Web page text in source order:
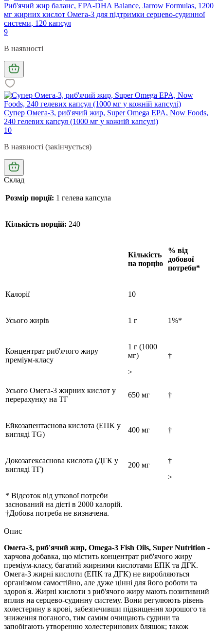
Риб'ячий жир баланс, EPA-DHA Balance, Jarrow Formulas, 1200
мг жирних кислот Омега-3 для підтримки серцево-судинної
системи, 120 капсул
9
В наявності
Супер Омега-3, риб'ячий жир, Super Omega EPA, Now Foods,
240 гелевих капсул (1000 мг у кожній капсулі)
10
В наявності (закінчується)
Склад
Розмір порції: 1 гелева капсула
Кількість порцій: 240
Кількість
на порцію
% від
добової
потреби*
Калорії 10
Усього жирів 1 г 1%*
Концентрат риб'ячого жиру
преміум-класу
1 г (1000
мг)
>
†
Усього Омега-3 жирних кислот у
перерахунку на ТГ
650 мг †
Ейкозапентаєнова кислота (ЕПК у
вигляді TG)
400 мг †
Докозагексаєнова кислота (ДГК у
вигляді ТГ)
200 мг
†
>
* Відсоток від уткової потреби
заснований на дієті в 2000 калорій.
†Добова потреба не визначена.
Опис
Омега-3, риб'ячий жир, Omega-3 Fish Oils, Super Nutrition -
харчова добавка, що містить концентрат риб'ячого жиру
преміум-класу, багатий жирними кислотами ЕПК та ДГК.
Омега-3 жирні кислоти (ЕПК та ДГК) не виробляються
організмом самостійно, але дуже цінні для його роботи та
здоров'я. Жирні кислоти з риб'ячого жиру мають позитивний
вплив на серцево-судинну систему. Вони регулюють рівень
холестерину в крові, забезпечивши підвищення хорошого та
зниження поганого, тим самим очищають судини та
запобігають утворенню холестеринових бляшок; також